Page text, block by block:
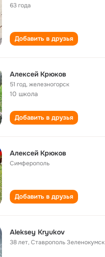
63 года
Добавить в друзья
Алексей Крюков
51 год,железногорск
10 школа
Добавить в друзья
Алексей Крюков
Симферополь
Добавить в друзья
Aleksey Kryukov
38 лет,Ставрополь Зеленокумск